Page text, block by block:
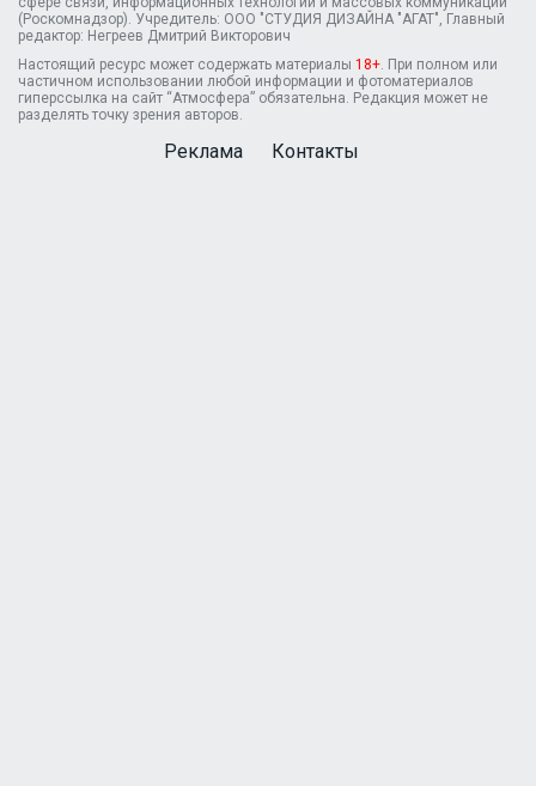
(Роскомнадзор). Учредитель: ООО "СТУДИЯ ДИЗАЙНА "АГАТ", Главный
редактор: Негреев Дмитрий Викторович
Настоящий ресурс может содержать материалы 18+ . При полном или
частичном использовании любой информации и фотоматериалов
гиперссылка на сайт “Атмосфера” обязательна. Редакция может не
разделять точку зрения авторов.
Реклама Контакты